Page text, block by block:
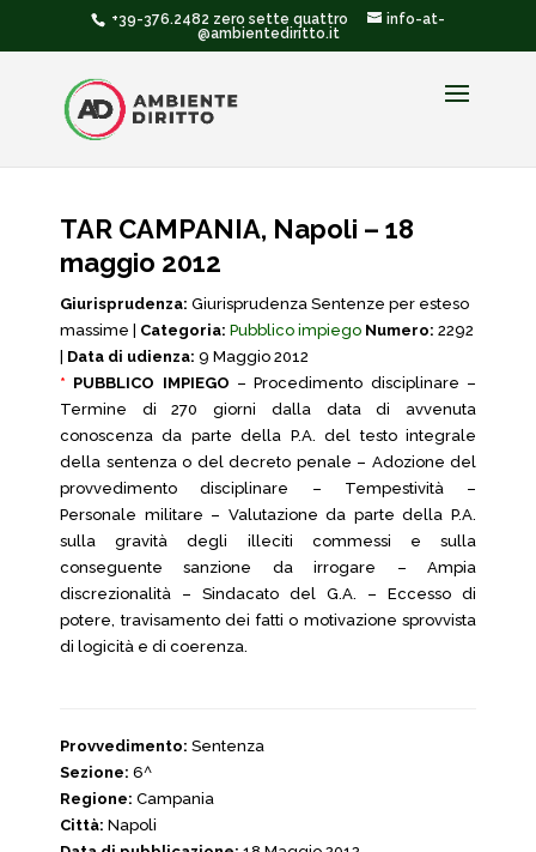
+39-376.2482 zero sette quattro
info-at-
@ambientediritto.it
TAR CAMPANIA, Napoli – 18
maggio 2012
Giurisprudenza: Giurisprudenza Sentenze per esteso
massime | Categoria: Pubblico impiego Numero: 2292
Data di udienza: 9 Maggio 2012
* PUBBLICO IMPIEGO – Procedimento disciplinare –
Termine di 270 giorni dalla data di avvenuta
conoscenza da parte della P.A. del testo integrale
della sentenza o del decreto penale – Adozione del
provvedimento disciplinare – Tempestività –
Personale militare – Valutazione da parte della P.A.
sulla gravità degli illeciti commessi e sulla
conseguente sanzione da irrogare – Ampia
discrezionalità – Sindacato del G.A. – Eccesso di
potere, travisamento dei fatti o motivazione sprovvista
di logicità e di coerenza.
Provvedimento: Sentenza
Sezione: 6^
Regione: Campania
Città: Napoli